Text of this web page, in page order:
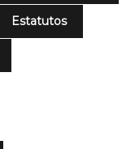
Estatutos